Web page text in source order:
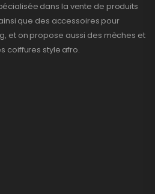
dans la vente de produits
que des accessoires pour
et on propose aussi des mèches et
coiffures style afro.